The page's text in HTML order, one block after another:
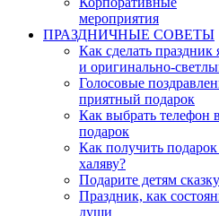
мероприятия
ПРАЗДНИЧНЫЕ СОВЕТЫ
Как сделать праздник
и оригинально-
Голосовые
приятный подарок
Как выбрать телефон в
подарок
Как получить подарок
халяву?
Подарите детям
Праздник, как
души